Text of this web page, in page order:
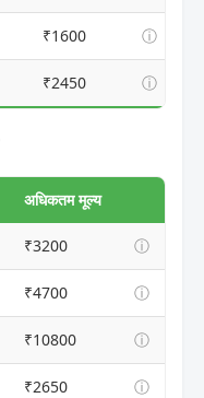
₹1600 ⓘ
₹2450 ⓘ
अधिकतम मूल्य
₹3200 ⓘ
₹4700 ⓘ
₹10800 ⓘ
₹2650 ⓘ